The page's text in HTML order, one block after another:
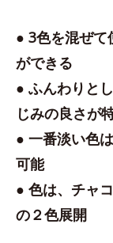
● 3色を混ぜて
ができる
● ふんわりと
じみの良さが
● 一番淡い色
可能
● 色は、チャ
の２色展開